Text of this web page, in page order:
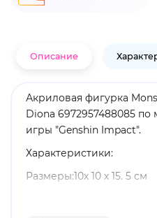
Описание
Акриловая фигурка
Diona 6972957488085
игры "Genshin Impact".
Характеристики:
Размеры:10х 10 х 15. 5 см